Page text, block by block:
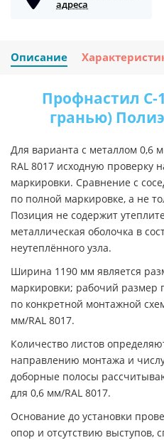
адреса
Описание
Профнастил С-
гранью)
Для варианта с металлом 0,6
RAL 8017 исходную проверку
маркировки. Сравнение с
по полной маркировке, а не
Позиция не содержит
металлическая оболочка в
неутеплённого узла.
Ширина 1190 мм является
маркировки; рабочий размер
по конкретной монтажной
мм/RAL 8017.
Количество листов
направлению монтажа и
доборные полосы
для 0,6 мм/RAL 8017.
Основание до установки
опор и отсутствию выступов,